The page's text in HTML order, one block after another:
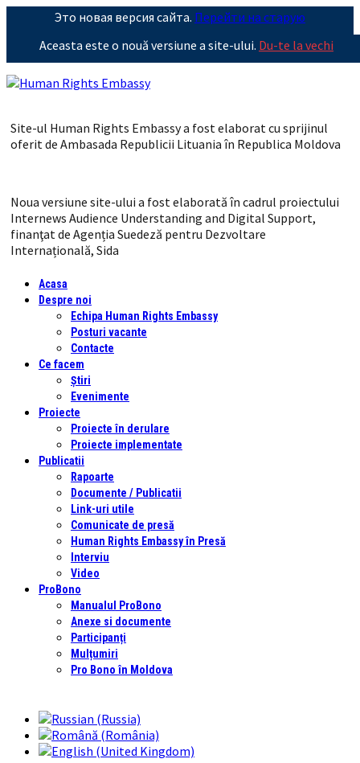
Это новая версия сайта. Перейти на старую
Aceasta este o nouă versiune a site-ului. Du-te la vechi
Site-ul Human Rights Embassy a fost elaborat cu sprijinul
oferit de Ambasada Republicii Lituania în Republica Moldova
Noua versiune site-ului a fost elaborată în cadrul proiectului
Internews Audience Understanding and Digital Support,
finanţat de Agenția Suedeză pentru Dezvoltare
Internațională, Sida
Acasa
Despre noi
Echipa Human Rights Embassy
Posturi vacante
Contacte
Ce facem
Știri
Evenimente
Proiecte
Proiecte în derulare
Proiecte implementate
Publicatii
Rapoarte
Documente / Publicatii
Link-uri utile
Comunicate de presă
Human Rights Embassy în Presă
Interviu
Video
ProBono
Manualul ProBono
Anexe si documente
Participanți
Mulțumiri
Pro Bono în Moldova